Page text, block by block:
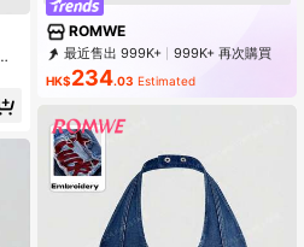
ROMWE
最近售出 999K+
999K+ 再次購買
4.2M Followers
HK$234.03 Estimated